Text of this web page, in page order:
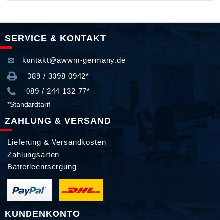
SERVICE & KONTAKT
kontakt@awwm-germany.de
089 / 3398 0942*
089 / 244 132 77*
*Standardtarif
ZAHLUNG & VERSAND
Lieferung & Versandkosten
Zahlungsarten
Batterieentsorgung
KUNDENKONTO